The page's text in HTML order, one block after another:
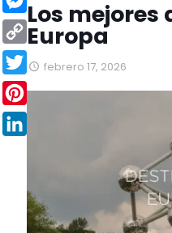
Los mejores
Europa
febrero 17, 2026
Messenger
Copy
Link
Twitter
Pinterest